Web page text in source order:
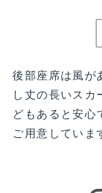
後部座席は風が
し丈の長いスカ
どもあると安心
ご用意していま